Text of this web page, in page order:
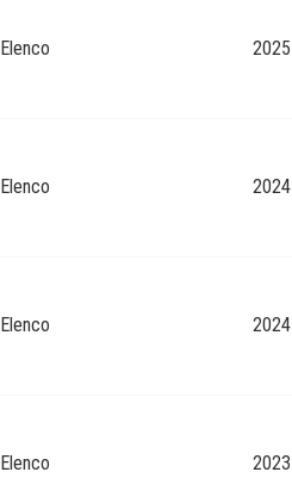
Elenco 2025
Elenco 2024
Elenco 2024
Elenco 2023